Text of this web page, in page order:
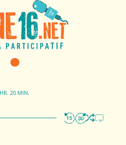
20 MIN.